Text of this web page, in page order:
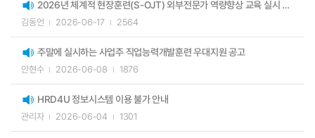
2026년 체계적 현장훈련(S-OJT) 외부전문가 역량향상 교육 실시 알림(최종)
김동언 2026-06-17 2564
주말에 실시하는 사업주 직업능력개발훈련 우대지원 공고
안현수 2026-06-08 1876
HRD4U 정보시스템 이용 불가 안내
관리자 2026-06-04 1301